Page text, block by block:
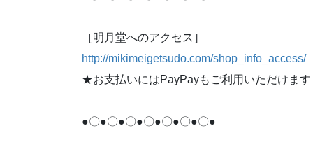
［明月堂へのアクセス］
http://mikimeigetsudo.com/shop_info_access/
★お支払いにはPayPayもご利用いただけます
●〇●〇●〇●〇●〇●〇●〇●